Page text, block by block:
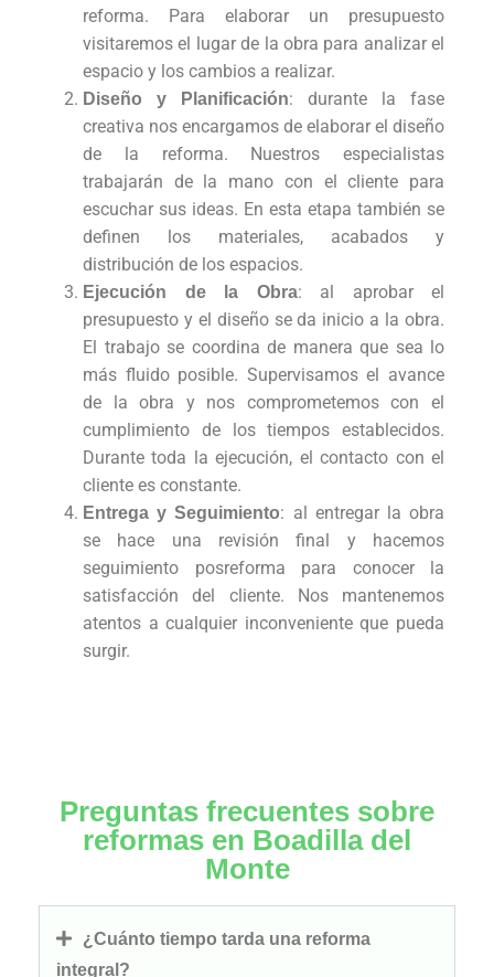
reforma. Para elaborar un presupuesto
visitaremos el lugar de la obra para analizar el
espacio y los cambios a realizar.
Diseño y Planificación: durante la fase
creativa nos encargamos de elaborar el diseño
de la reforma. Nuestros especialistas
trabajarán de la mano con el cliente para
escuchar sus ideas. En esta etapa también se
definen los materiales, acabados y
distribución de los espacios.
Ejecución de la Obra: al aprobar el
presupuesto y el diseño se da inicio a la obra.
El trabajo se coordina de manera que sea lo
más fluido posible. Supervisamos el avance
de la obra y nos comprometemos con el
cumplimiento de los tiempos establecidos.
Durante toda la ejecución, el contacto con el
cliente es constante.
Entrega y Seguimiento: al entregar la obra
se hace una revisión final y hacemos
seguimiento posreforma para conocer la
satisfacción del cliente. Nos mantenemos
atentos a cualquier inconveniente que pueda
surgir.
Preguntas frecuentes sobre
reformas en Boadilla del
Monte
¿Cuánto tiempo tarda una reforma
integral?